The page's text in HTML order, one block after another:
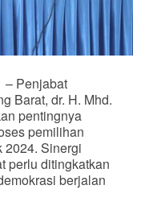
– Penjabat
Barat, dr. H. Mhd.
pentingnya
pemilihan
2024. Sinergi
perlu ditingkatkan
berjalan